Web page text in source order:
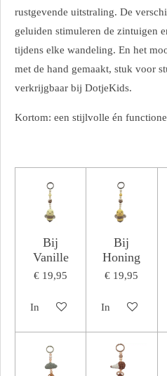
rustgevende uitstraling. De
geluiden stimuleren de zintuigen
tijdens elke wandeling. En het
met de hand gemaakt, stuk voor
verkrijgbaar bij DotjeKids.
Kortom: een stijlvolle én
Bij
Vanille
€ 19,95
In winkelwagen
Bij
Honing
€ 19,95
In winkelwagen